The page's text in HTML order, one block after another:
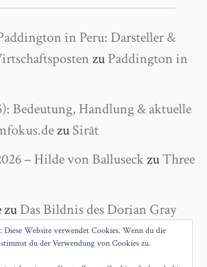
in Peru: Darsteller &
zuPaddington in
Bedeutung, Handlung & aktuelle
zuSirāt
– Hilde von BalluseckzuThree
zuDas Bildnis des Dorian Gray
Antigone
Diese Website verwendet Cookies. Wenn du die
du der Verwendung von Cookies zu.